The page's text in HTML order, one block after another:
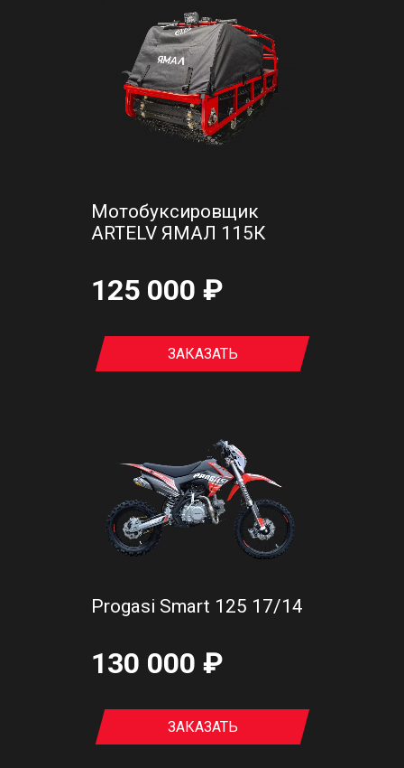
Мотобуксировщик
ARTELV ЯМАЛ 115К
125 000 ₽
ЗАКАЗАТЬ
Progasi Smart 125 17/14
130 000 ₽
ЗАКАЗАТЬ